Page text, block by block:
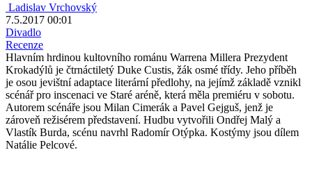
Ladislav Vrchovský
7.5.2017 00:01
Divadlo
Recenze
Hlavním hrdinou kultovního románu Warrena Millera Prezydent
Krokadýlů je čtrnáctiletý Duke Custis, žák osmé třídy. Jeho příběh
je osou jevištní adaptace literární předlohy, na jejímž základě vznikl
scénář pro inscenaci ve Staré aréně, která měla premiéru v sobotu.
Autorem scénáře jsou Milan Cimerák a Pavel Gejguš, jenž je
zároveň režisérem představení. Hudbu vytvořili Ondřej Malý a
Vlastík Burda, scénu navrhl Radomír Otýpka. Kostýmy jsou dílem
Natálie Pelcové.